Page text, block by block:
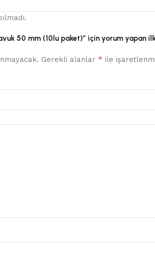
50 mm (10lu paket)” için yorum yapan
Gerekli alanlar * ile